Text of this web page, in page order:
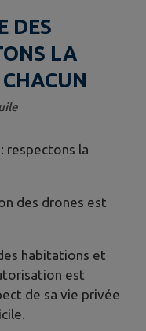
DES
LA
respectons la
des drones est
habitations et
est
de sa vie privée